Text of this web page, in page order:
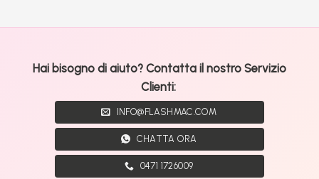
Hai bisogno di aiuto? Contatta il nostro Servizio
Clienti:
INFO@FLASHMAC.COM
CHATTA ORA
0471 1726009